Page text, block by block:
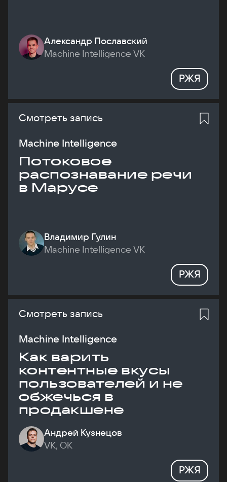
Александр Пославский
Machine Intelligence VK
РЖЯ
Смотреть запись
Machine Intelligence
Потоковое
распознавание речи
в Марусе
Владимир Гулин
Machine Intelligence VK
РЖЯ
Смотреть запись
Machine Intelligence
Как варить
контентные вкусы
пользователей и не
обжечься в
продакшене
Андрей Кузнецов
VK, ОК
РЖЯ